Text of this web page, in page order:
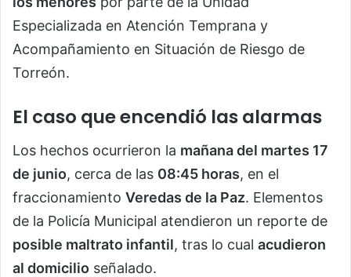
Especializada en Atención Temprana y
Acompañamiento en Situación de Riesgo de
Torreón.
El caso que encendió las alarmas
Los hechos ocurrieron la mañana del martes 17
de junio, cerca de las 08:45 horas, en el
fraccionamiento Veredas de la Paz. Elementos
de la Policía Municipal atendieron un reporte de
posible maltrato infantil, tras lo cual acudieron
al domicilio señalado.